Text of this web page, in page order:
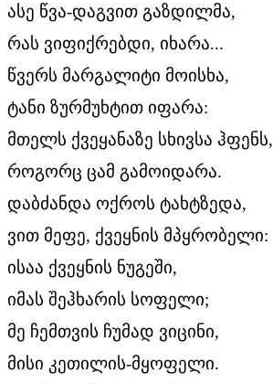
ასე წვა-დაგვით გაზდილმა,
რას ვიფიქრებდი, იხარა...
წვერს მარგალიტი მოისხა,
ტანი ზურმუხტით იფარა:
მთელს ქვეყანაზე სხივსა ჰფენს,
როგორც ცამ გამოიდარა.
დაბძანდა ოქროს ტახტზედა,
ვით მეფე, ქვეყნის მპყრობელი:
ისაა ქვეყნის ნუგეში,
იმას შეჰხარის სოფელი;
მე ჩემთვის ჩუმად ვიცინი,
მისი კეთილის-მყოფელი.